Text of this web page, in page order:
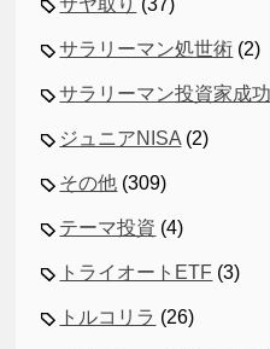
サヤ取り (37)
サラリーマン処世術 (2)
サラリーマン投資家成
ジュニアNISA (2)
その他 (309)
テーマ投資 (4)
トライオートETF (3)
トルコリラ (26)